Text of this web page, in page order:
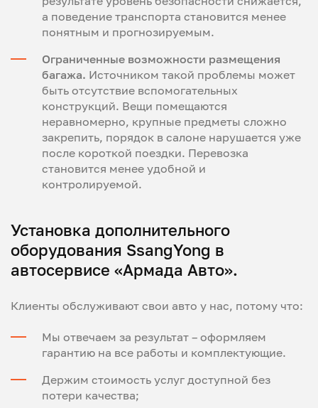
а поведение транспорта становится менее
понятным и прогнозируемым.
Ограниченные возможности размещения
багажа. Источником такой проблемы может
быть отсутствие вспомогательных
конструкций. Вещи помещаются
неравномерно, крупные предметы сложно
закрепить, порядок в салоне нарушается уже
после короткой поездки. Перевозка
становится менее удобной и
контролируемой.
Установка дополнительного
оборудования SsangYong в
автосервисе «Армада Авто».
Клиенты обслуживают свои авто у нас, потому что:
Мы отвечаем за результат – оформляем
гарантию на все работы и комплектующие.
Держим стоимость услуг доступной без
потери качества;